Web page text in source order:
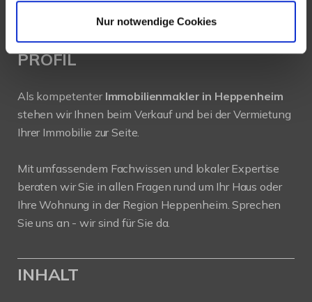
Nur notwendige Cookies
Web:
PROFIL
Als kompetenter Immobilienmakler in Heppenheim
stehen wir Ihnen beim Verkauf und bei der Vermietung
Ihrer Immobilie zur Seite.
Mit umfassendem Fachwissen und lokaler Expertise
beraten wir Sie in allen Fragen rund um Ihr Haus oder
Ihre Wohnung in der Region Heppenheim. Sprechen
Sie uns an - wir sind für Sie da.
INHALT